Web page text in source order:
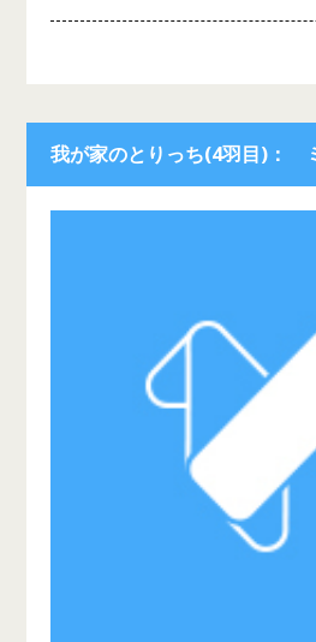
我が家のとりっち(4羽目)：